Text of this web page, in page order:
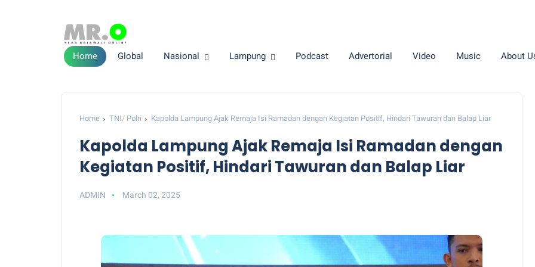
Home Global Nasional Lampung Podcast Advertorial Video Music About
Home TNI/ Polri Kapolda Lampung Ajak Remaja Isi Ramadan dengan Kegiatan Positif, Hindari Tawuran dan Balap Liar
Kapolda Lampung Ajak Remaja Isi Ramadan dengan
Kegiatan Positif, Hindari Tawuran dan Balap Liar
ADMIN March 02, 2025